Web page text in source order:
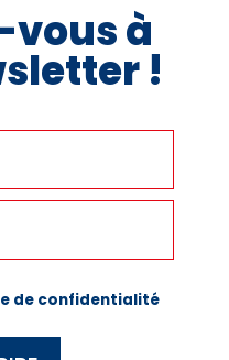
à
!
de confidentialité